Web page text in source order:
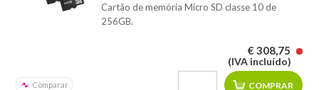
Cartão de memória Micro SD classe 10 de
256GB.
Comparar
€ 308,75
(IVA incluído)